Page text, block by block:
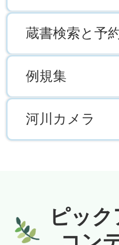
蔵書検索と予
例規集
河川カメラ
ピッ